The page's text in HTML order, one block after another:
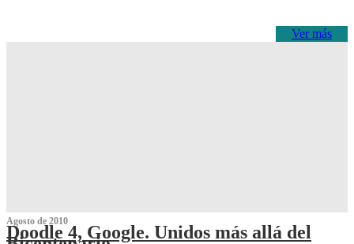
Ver más
Agosto de 2010
Doodle 4, Google. Unidos más allá del